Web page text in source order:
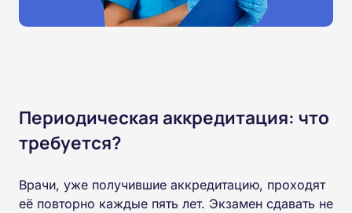
Периодическая аккредитация: что
требуется?
Врачи, уже получившие аккредитацию, проходят
её повторно каждые пять лет. Экзамен сдавать не